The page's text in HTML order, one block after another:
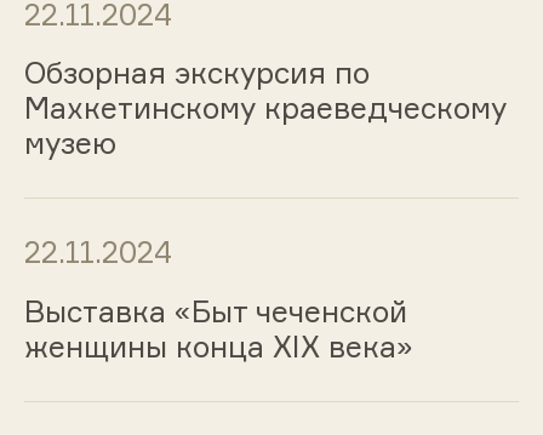
22.11.2024
Обзорная экскурсия по
Махкетинскому краеведческому
музею
22.11.2024
Выставка «Быт чеченской
женщины конца XIX века»